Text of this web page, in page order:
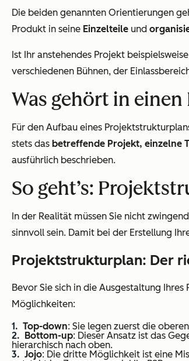
Die beiden genannten Orientierungen
Produkt in seine Einzelteile und
Ist Ihr anstehendes Projekt
verschiedenen Bühnen, der
Was gehört in
Für den Aufbau eines
stets das betreffende Projekt, einzelne
ausführlich beschrieben.
So geht’s:
In der Realität müssen Sie nicht
sinnvoll sein. Damit bei der Erstellung
Projektstrukturplan: Der
Bevor Sie sich in die Ausgestaltung
Möglichkeiten:
Top-down: Sie legen zuerst die
Bottom-up: Dieser Ansatz ist das
hierarchisch nach oben.
Jojo: Die dritte Möglichkeit ist eine